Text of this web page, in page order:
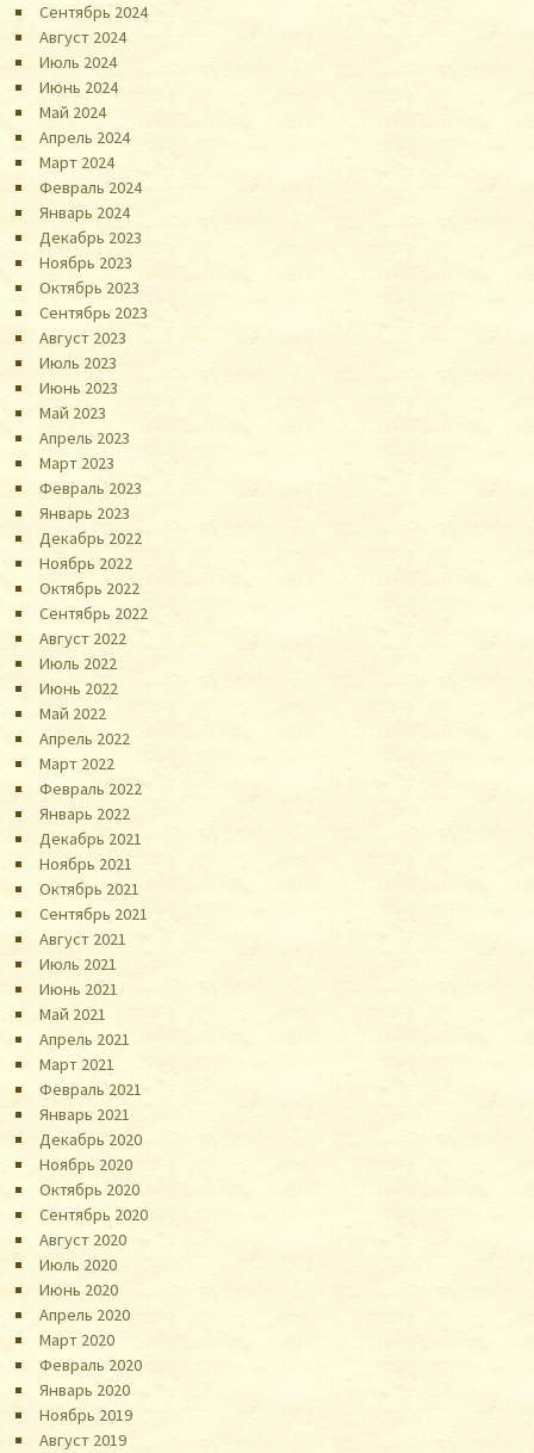
Сентябрь 2024
Август 2024
Июль 2024
Июнь 2024
Май 2024
Апрель 2024
Март 2024
Февраль 2024
Январь 2024
Декабрь 2023
Ноябрь 2023
Октябрь 2023
Сентябрь 2023
Август 2023
Июль 2023
Июнь 2023
Май 2023
Апрель 2023
Март 2023
Февраль 2023
Январь 2023
Декабрь 2022
Ноябрь 2022
Октябрь 2022
Сентябрь 2022
Август 2022
Июль 2022
Июнь 2022
Май 2022
Апрель 2022
Март 2022
Февраль 2022
Январь 2022
Декабрь 2021
Ноябрь 2021
Октябрь 2021
Сентябрь 2021
Август 2021
Июль 2021
Июнь 2021
Май 2021
Апрель 2021
Март 2021
Февраль 2021
Январь 2021
Декабрь 2020
Ноябрь 2020
Октябрь 2020
Сентябрь 2020
Август 2020
Июль 2020
Июнь 2020
Апрель 2020
Март 2020
Февраль 2020
Январь 2020
Ноябрь 2019
Август 2019